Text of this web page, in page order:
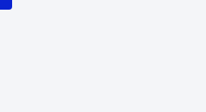
Gune publikoa, hondakinak eta